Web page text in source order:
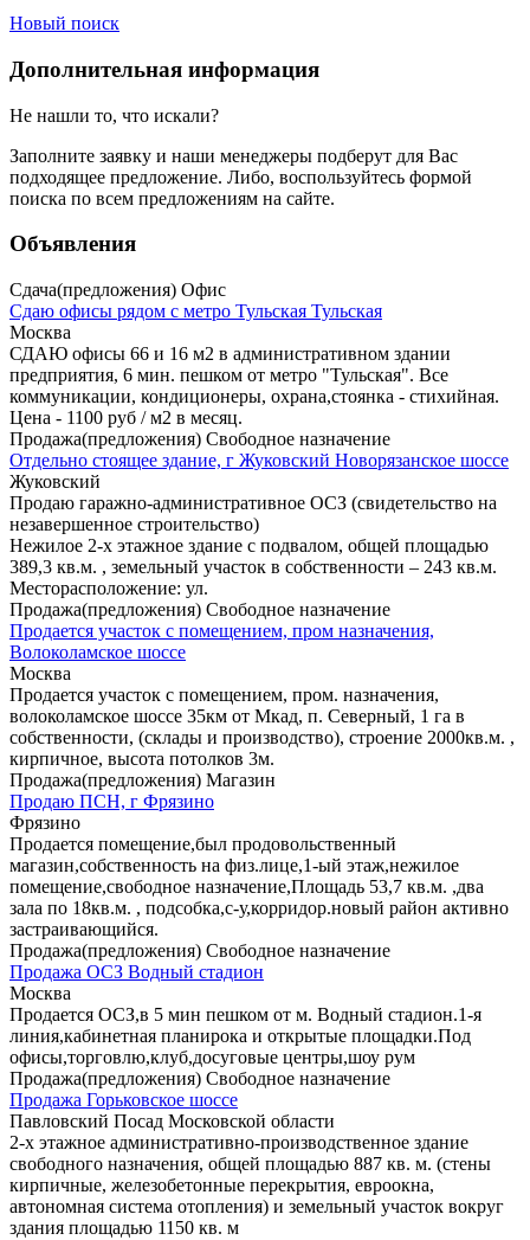
Новый поиск
Дополнительная информация
Не нашли то, что искали?
Заполните заявку и наши менеджеры подберут для Вас
подходящее предложение. Либо, воспользуйтесь формой
поиска по всем предложениям на сайте.
Объявления
Сдача(предложения) Офис
Сдаю офисы рядом с метро Тульская Тульская
Москва
СДАЮ офисы 66 и 16 м2 в административном здании
предприятия, 6 мин. пешком от метро "Тульская". Все
коммуникации, кондиционеры, охрана,стоянка - стихийная.
Цена - 1100 руб / м2 в месяц.
Продажа(предложения) Свободное назначение
Отдельно стоящее здание, г Жуковский Новорязанское шоссе
Жуковский
Продаю гаражно-административное ОСЗ (свидетельство на
незавершенное строительство)
Нежилое 2-х этажное здание с подвалом, общей площадью
389,3 кв.м. , земельный участок в собственности – 243 кв.м.
Месторасположение: ул.
Продажа(предложения) Свободное назначение
Продается участок с помещением, пром назначения,
Волоколамское шоссе
Москва
Продается участок с помещением, пром. назначения,
волоколамское шоссе 35км от Мкад, п. Северный, 1 га в
собственности, (склады и производство), строение 2000кв.м. ,
кирпичное, высота потолков 3м.
Продажа(предложения) Магазин
Продаю ПСН, г Фрязино
Фрязино
Продается помещение,был продовольственный
магазин,собственность на физ.лице,1-ый этаж,нежилое
помещение,свободное назначение,Площадь 53,7 кв.м. ,два
зала по 18кв.м. , подсобка,с-у,корридор.новый район активно
застраивающийся.
Продажа(предложения) Свободное назначение
Продажа ОСЗ Водный стадион
Москва
Продается ОСЗ,в 5 мин пешком от м. Водный стадион.1-я
линия,кабинетная планирока и открытые площадки.Под
офисы,торговлю,клуб,досуговые центры,шоу рум
Продажа(предложения) Свободное назначение
Продажа Горьковское шоссе
Павловский Посад Московской области
2-х этажное административно-производственное здание
свободного назначения, общей площадью 887 кв. м. (стены
кирпичные, железобетонные перекрытия, евроокна,
автономная система отопления) и земельный участок вокруг
здания площадью 1150 кв. м